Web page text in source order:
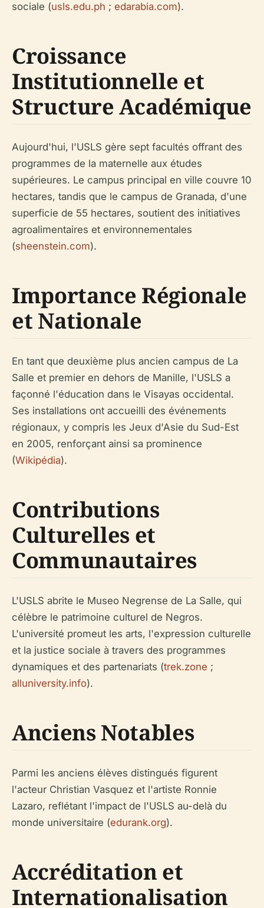
sociale (usls.edu.ph ; edarabia.com).
Croissance
Institutionnelle et
Structure Académique
Aujourd'hui, l'USLS gère sept facultés offrant des
programmes de la maternelle aux études
supérieures. Le campus principal en ville couvre 10
hectares, tandis que le campus de Granada, d'une
superficie de 55 hectares, soutient des initiatives
agroalimentaires et environnementales
(sheenstein.com).
Importance Régionale
et Nationale
En tant que deuxième plus ancien campus de La
Salle et premier en dehors de Manille, l'USLS a
façonné l'éducation dans le Visayas occidental.
Ses installations ont accueilli des événements
régionaux, y compris les Jeux d'Asie du Sud-Est
en 2005, renforçant ainsi sa prominence
(Wikipédia).
Contributions
Culturelles et
Communautaires
L'USLS abrite le Museo Negrense de La Salle, qui
célèbre le patrimoine culturel de Negros.
L'université promeut les arts, l'expression culturelle
et la justice sociale à travers des programmes
dynamiques et des partenariats (trek.zone ;
alluniversity.info).
Anciens Notables
Parmi les anciens élèves distingués figurent
l'acteur Christian Vasquez et l'artiste Ronnie
Lazaro, reflétant l'impact de l'USLS au-delà du
monde universitaire (edurank.org).
Accréditation et
Internationalisation